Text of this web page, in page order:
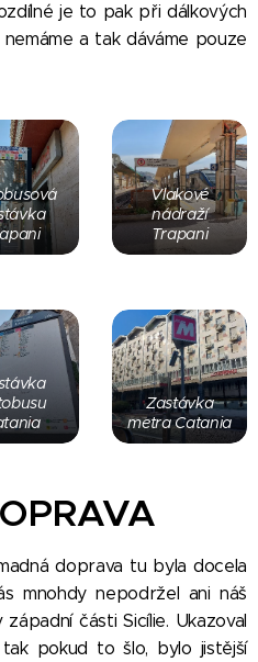
je to pak při dálkových
a tak dáváme pouze
Vlakové
nádraží
Trapani
Zastávka
metra Catania
doprava tu byla docela
mnohdy nepodržel ani náš
části Sicílie. Ukazoval
pokud to šlo, bylo jistější